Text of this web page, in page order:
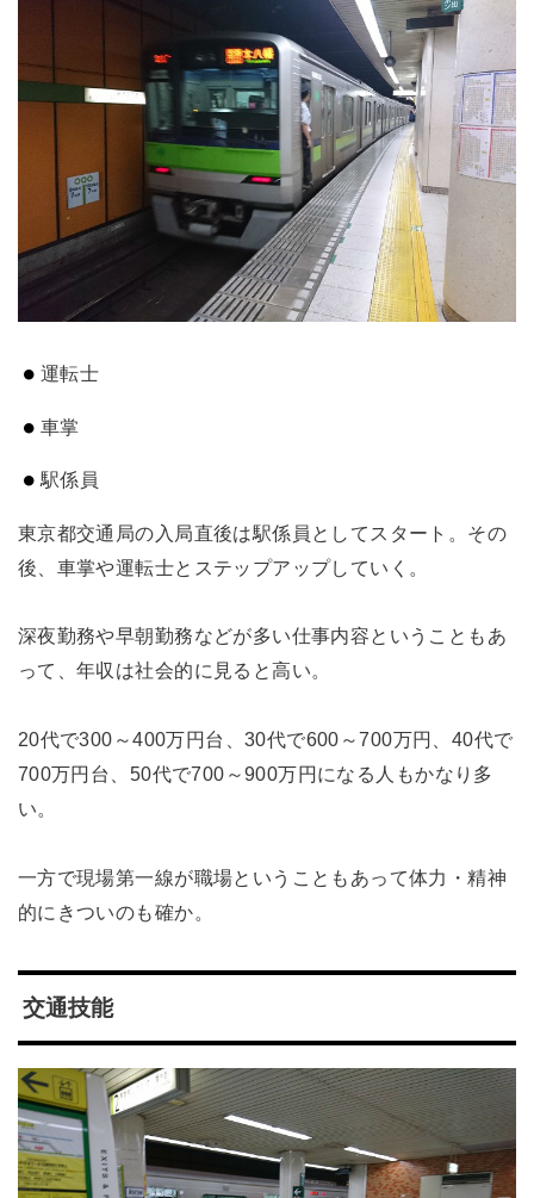
運転士
車掌
駅係員
東京都交通局の入局直後は駅係員としてスタート。その
後、車掌や運転士とステップアップしていく。
深夜勤務や早朝勤務などが多い仕事内容ということもあ
って、年収は社会的に見ると高い。
20代で300～400万円台、30代で600～700万円、40代で
700万円台、50代で700～900万円になる人もかなり多
い。
一方で現場第一線が職場ということもあって体力・精神
的にきついのも確か。
交通技能